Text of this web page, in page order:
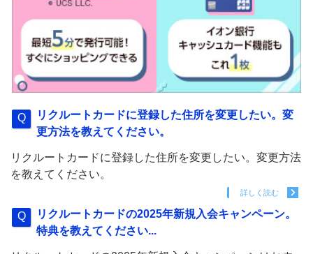
リクルートカードに登録した住所を変更したい。変
更方法を教えてください。
リクルートカードに登録した住所を変更したい。変更方法
を教えてください。
詳しく読む
リクルートカードの2025年新規入会キャンペーン。
特典を教えてください...